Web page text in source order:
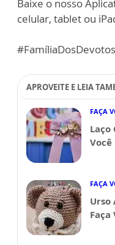
Baixe o nosso
celular, tablet ou
#FamíliaDosDevotos
APROVEITE E LEIA
FAÇA
Laço
Você
FAÇA
Faça